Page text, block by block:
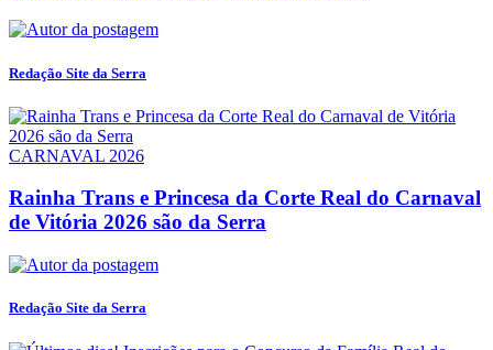
Redação Site da Serra
CARNAVAL 2026
Rainha Trans e Princesa da Corte Real do Carnaval
de Vitória 2026 são da Serra
Redação Site da Serra